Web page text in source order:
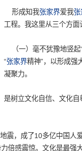
形成知我张家界爱我
工程。我这里从三个方面
（一）毫不犹豫地竖起
“张家界精神”，以形成强
凝聚力。
是树立文化自信、文化
震，成了10多亿中国人
倍感震惊。文化是最强